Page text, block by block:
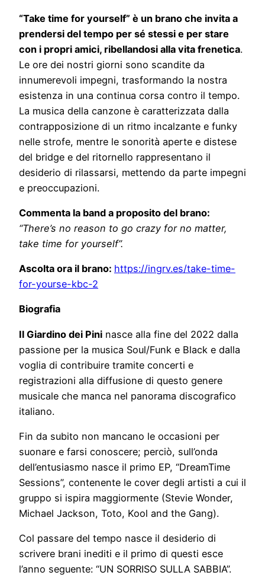
“Take time for yourself” è un brano che invita a
prendersi del tempo per sé stessi e per stare
con i propri amici, ribellandosi alla vita frenetica.
Le ore dei nostri giorni sono scandite da
innumerevoli impegni, trasformando la nostra
esistenza in una continua corsa contro il tempo.
La musica della canzone è caratterizzata dalla
contrapposizione di un ritmo incalzante e funky
nelle strofe, mentre le sonorità aperte e distese
del bridge e del ritornello rappresentano il
desiderio di rilassarsi, mettendo da parte impegni
e preoccupazioni.
Commenta la band a proposito del brano:
“There’s no reason to go crazy for no matter,
take time for yourself”.
Ascolta ora il brano: https://ingrv.es/take-time-
for-yourse-kbc-2
Biografia
Il Giardino dei Pini nasce alla fine del 2022 dalla
passione per la musica Soul/Funk e Black e dalla
voglia di contribuire tramite concerti e
registrazioni alla diffusione di questo genere
musicale che manca nel panorama discografico
italiano.
Fin da subito non mancano le occasioni per
suonare e farsi conoscere; perciò, sull’onda
dell’entusiasmo nasce il primo EP, “DreamTime
Sessions”, contenente le cover degli artisti a cui il
gruppo si ispira maggiormente (Stevie Wonder,
Michael Jackson, Toto, Kool and the Gang).
Col passare del tempo nasce il desiderio di
scrivere brani inediti e il primo di questi esce
l’anno seguente: “UN SORRISO SULLA SABBIA”.